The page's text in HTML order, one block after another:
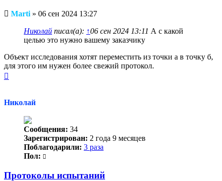
Непрочитанное
Marti » 06 сен 2024 13:27
Николай писал(а): ↑06 сен 2024 13:11 А с какой
целью это нужно вашему заказчику
Объект исследования хотят переместить из точки а в точку б,
для этого им нужен более свежий протокол.
Николай
Сообщения: 34
Зарегистрирован: 2 года 9 месяцев
Поблагодарили: 3 раза
Пол:
Протоколы испытаний